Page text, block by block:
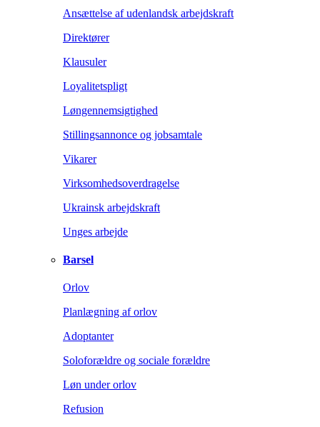
Ansættelse af udenlandsk arbejdskraft
Direktører
Klausuler
Loyalitetspligt
Løngennemsigtighed
Stillingsannonce og jobsamtale
Vikarer
Virksomhedsoverdragelse
Ukrainsk arbejdskraft
Unges arbejde
Barsel
Orlov
Planlægning af orlov
Adoptanter
Soloforældre og sociale forældre
Løn under orlov
Refusion